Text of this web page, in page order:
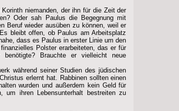
niemanden, der ihn für die Zeit der
Oder sah Paulus die Begegnung mit
Beruf wieder ausüben zu können, weil er
bleibt offen, ob Paulus am Arbeitsplatz
dass es Paulus in erster Linie um den
Polster erarbeiteten, das er für
Brauchte er vielleicht neue
während seiner Studien des jüdischen
erlernt hat. Rabbinen sollten einen
wurden und außerdem kein Geld für
um ihren Lebensunterhalt bestreiten zu